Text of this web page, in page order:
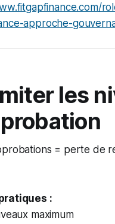
approche-
les
= perte de
:
maximum